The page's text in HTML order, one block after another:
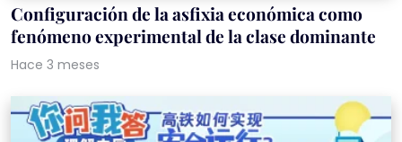
Configuración de la asfixia económica como
fenómeno experimental de la clase dominante
Hace 3 meses